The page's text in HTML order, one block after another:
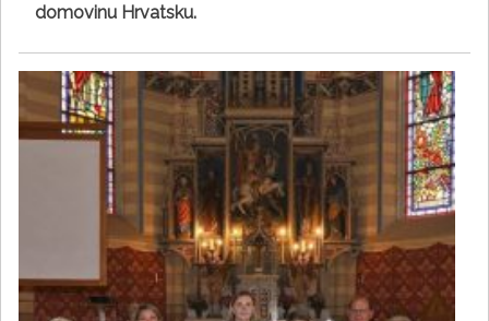
domovinu Hrvatsku.